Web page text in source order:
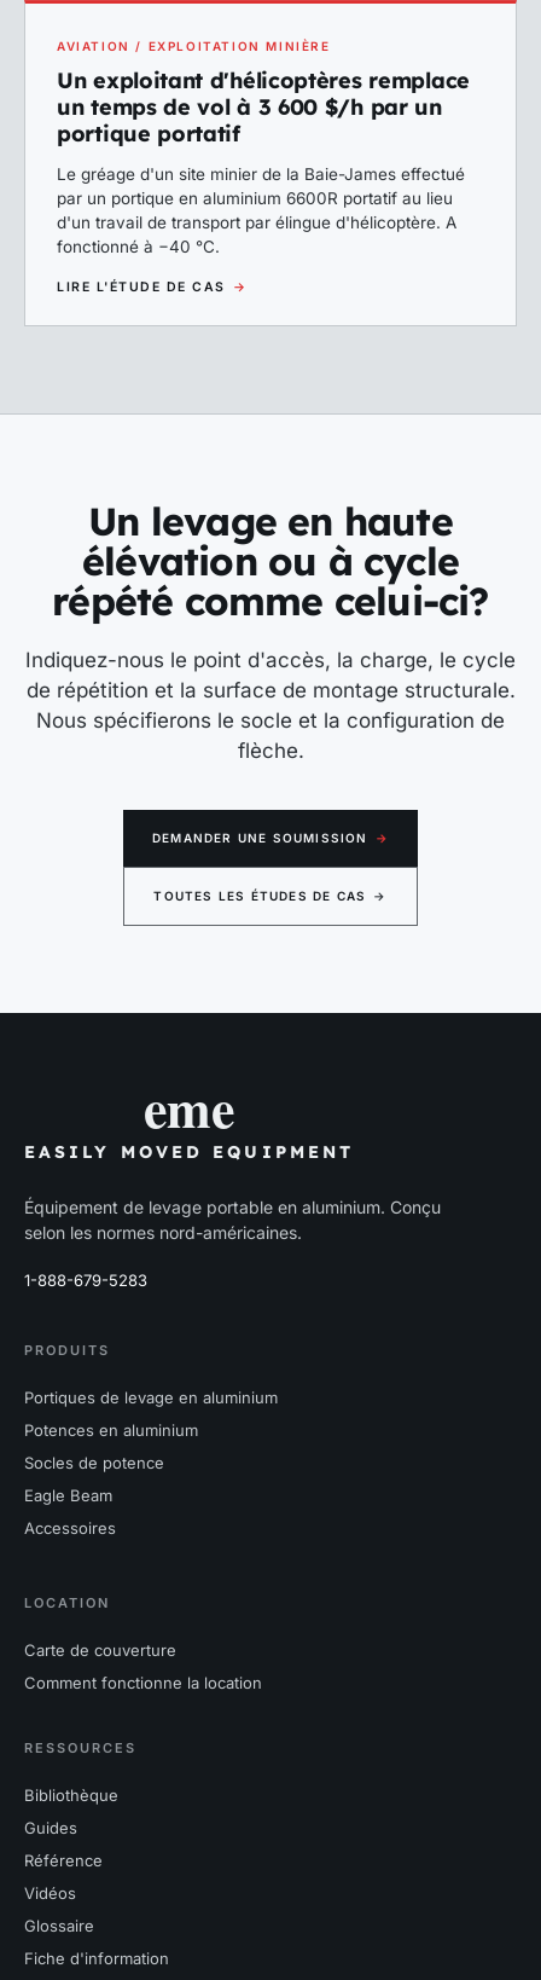
AVIATION / EXPLOITATION MINIÈRE
Un exploitant d'hélicoptères remplace
un temps de vol à 3 600 $/h par un
portique portatif
Le gréage d'un site minier de la Baie-James effectué
par un portique en aluminium 6600R portatif au lieu
d'un travail de transport par élingue d'hélicoptère. A
fonctionné à −40 °C.
LIRE L'ÉTUDE DE CAS →
Un levage en haute
élévation ou à cycle
répété comme celui-ci?
Indiquez-nous le point d'accès, la charge, le cycle
de répétition et la surface de montage structurale.
Nous spécifierons le socle et la configuration de
flèche.
DEMANDER UNE SOUMISSION →
TOUTES LES ÉTUDES DE CAS →
eme
EASILY MOVED EQUIPMENT
Équipement de levage portable en aluminium. Conçu
selon les normes nord-américaines.
1-888-679-5283
PRODUITS
Portiques de levage en aluminium
Potences en aluminium
Socles de potence
Eagle Beam
Accessoires
LOCATION
Carte de couverture
Comment fonctionne la location
RESSOURCES
Bibliothèque
Guides
Référence
Vidéos
Glossaire
Fiche d'information